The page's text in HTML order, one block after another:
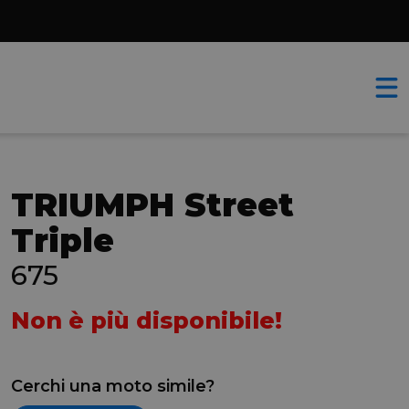
TRIUMPH Street
Triple
675
Non è più disponibile!
Cerchi una moto simile?